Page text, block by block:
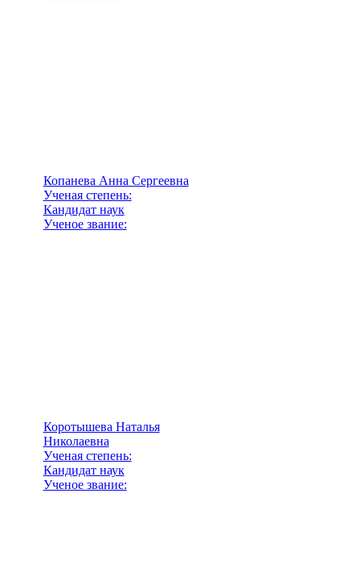
Копанева Анна Сергеевна
Ученая степень:
Кандидат наук
Ученое звание:
Коротышева Наталья
Николаевна
Ученая степень:
Кандидат наук
Ученое звание: